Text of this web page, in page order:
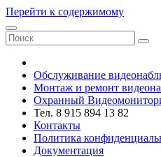
Перейти к содержимому
Обслуживание
Монтаж и ремонт
Охранный
Тел. 8 915 894 13 82
Контакты
Политика
Документация